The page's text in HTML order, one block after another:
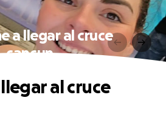
a llegar al cruce
cancun
al cruce